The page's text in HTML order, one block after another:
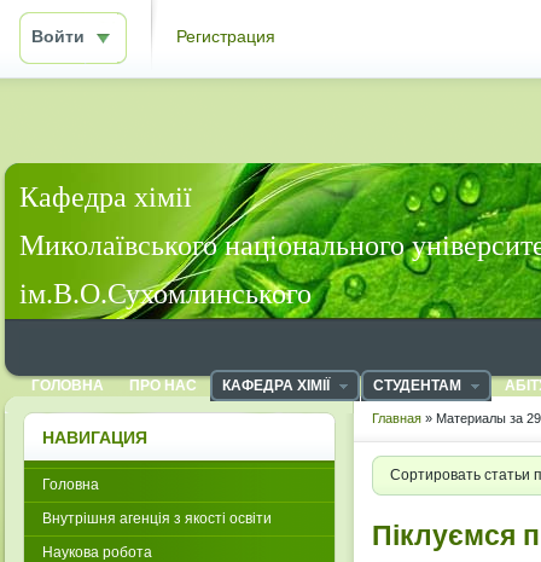
Войти Регистрация
Кафедра хімії
Миколаївського національного
ім.В.О.Сухомлинського
ГОЛОВНА ПРО НАС КАФЕДРА ХІМІЇ СТУДЕНТАМ
Главная » Материалы за
Сортировать статьи
Піклуємся
НАВИГАЦИЯ
Головна
Внутрішня агенція з якості освіти
Наукова робота